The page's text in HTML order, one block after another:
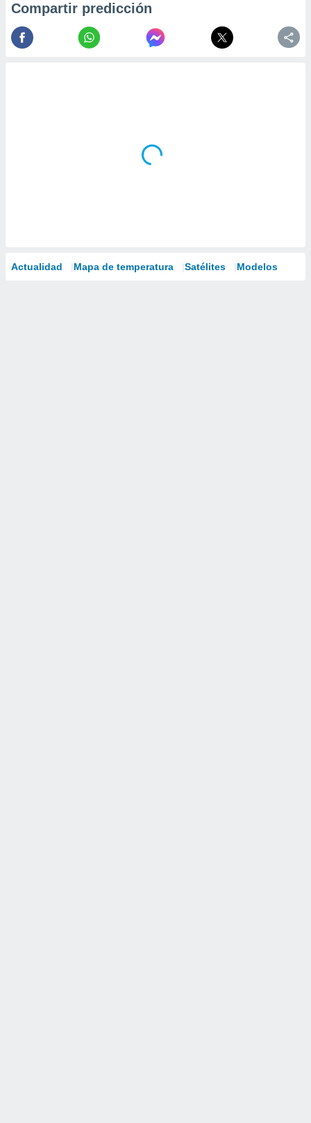
Compartir predicción
Actualidad Mapa de temperatura Satélites Modelos